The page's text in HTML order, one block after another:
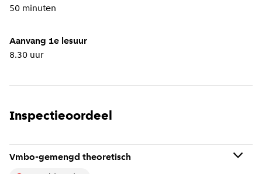
50 minuten
Aanvang 1e lesuur
8.30 uur
Inspectieoordeel
Vmbo-gemengd theoretisch